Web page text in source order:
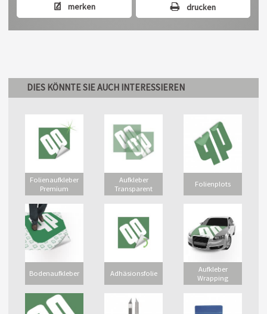
merken drucken
DIES KÖNNTE SIE AUCH INTERESSIEREN
Folienaufkleber
Premium
Aufkleber
Transparent
Folienplots
Bodenaufkleber Adhäsionsfolie
Aufkleber
Wrapping